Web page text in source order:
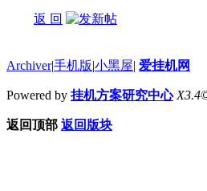
返 回
Archiver|手机版|小黑屋| 爱挂机网
Powered by 挂机方案研究中心 X3.4
返回顶部 返回版块